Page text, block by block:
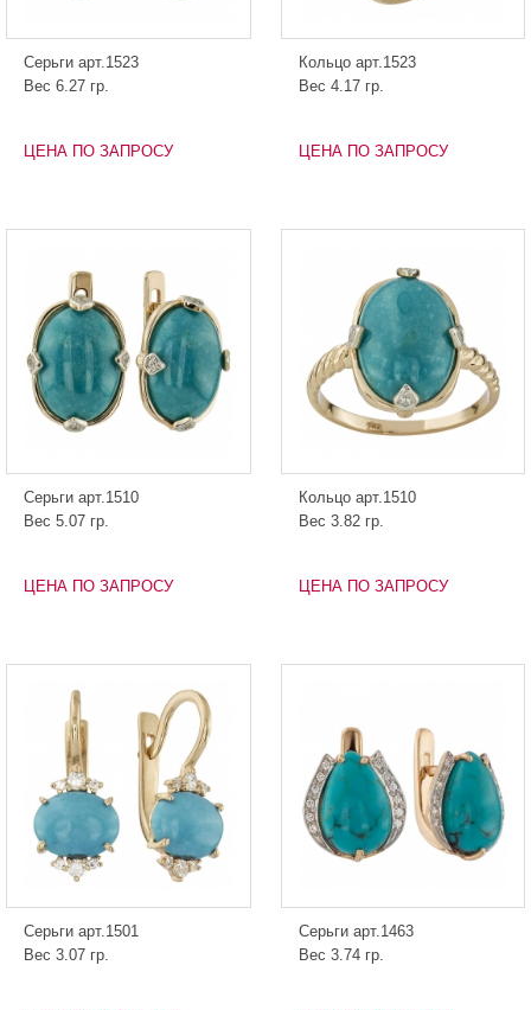
Серьги арт.1523
Вес 6.27 гр.
ЦЕНА ПО ЗАПРОСУ
Кольцо арт.1523
Вес 4.17 гр.
ЦЕНА ПО ЗАПРОСУ
Серьги арт.1510
Вес 5.07 гр.
ЦЕНА ПО ЗАПРОСУ
Кольцо арт.1510
Вес 3.82 гр.
ЦЕНА ПО ЗАПРОСУ
Серьги арт.1501
Вес 3.07 гр.
Серьги арт.1463
Вес 3.74 гр.